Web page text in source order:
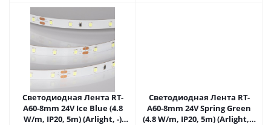
Светодиодная Лента RT-
A60-8mm 24V Ice Blue (4.8
W/m, IP20, 5m) (Arlight, -)
Светодиодная Лента RT-
A60-8mm 24V Spring Green
(4.8 W/m, IP20, 5m) (Arlight, -)